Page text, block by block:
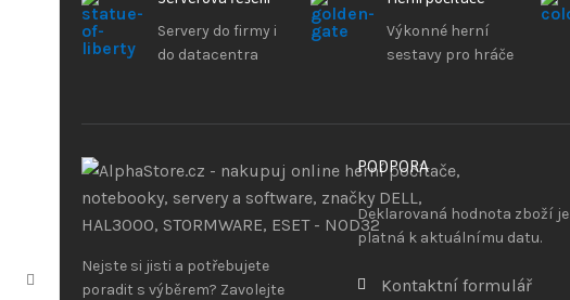
Servery do firmy i
do datacentra
Výkonné herní
sestavy pro hráče
Nejste si jisti a potřebujete
poradit s výběrem? Zavolejte
PODPORA
Deklarovaná hodnota zboží je
platná k aktuálnímu datu.
Kontaktní formulář